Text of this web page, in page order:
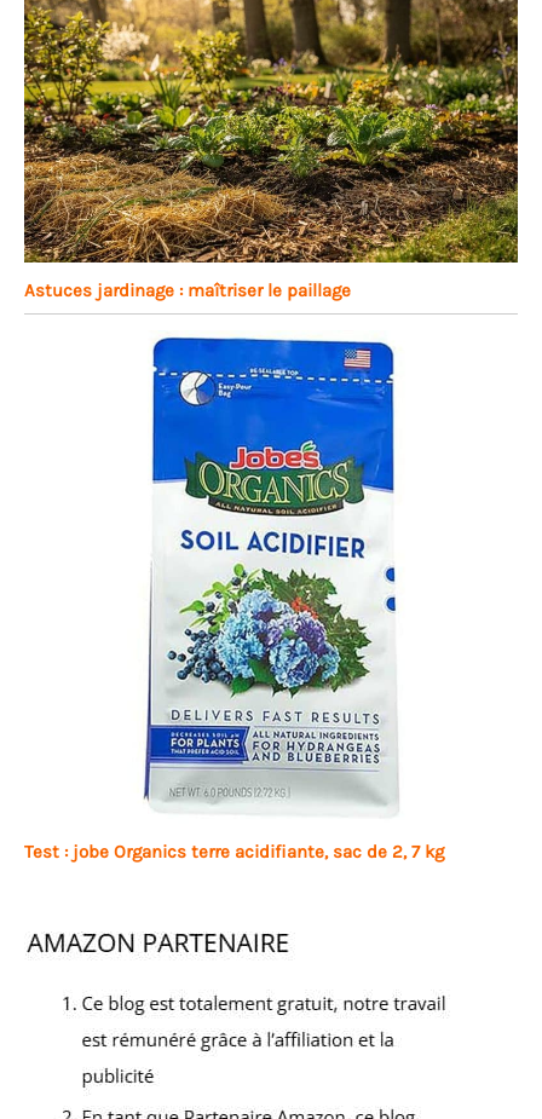
Astuces jardinage : maîtriser le paillage
Test : jobe Organics terre acidifiante, sac de 2, 7 kg